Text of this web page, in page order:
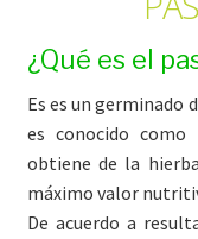
Herramientas de
Blog
Contacto
¿Qué es el
Es es un germinado
es conocido
obtiene de la
máximo valor
De acuerdo a